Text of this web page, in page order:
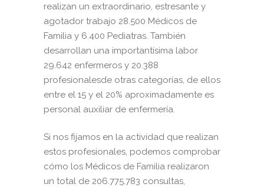
realizan un extraordinario, estresante y
agotador trabajo 28.500 Médicos de
Familia y 6.400 Pediatras. También
desarrollan una importantísima labor
29.642 enfermeros y 20.388
profesionalesde otras categorías, de ellos
entre el 15 y el 20% aproximadamente es
personal auxiliar de enfermería.
Si nos fijamos en la actividad que realizan
estos profesionales, podemos comprobar
cómo los Médicos de Familia realizaron
un total de 206.775.783 consultas,